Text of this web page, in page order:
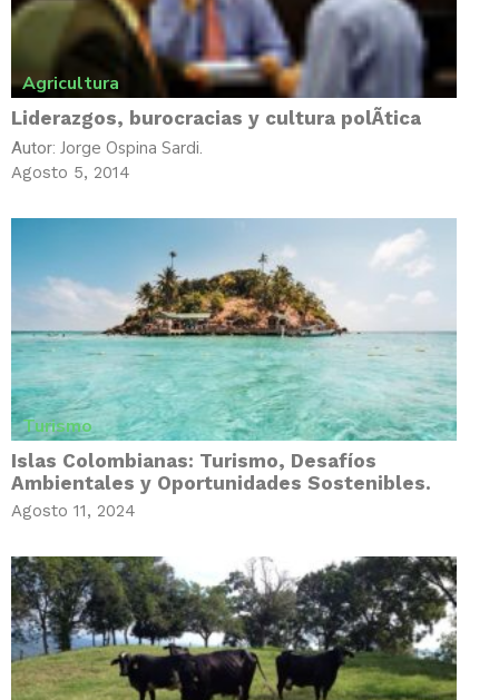
Agricultura
Liderazgos, burocracias y cultura polÃ­tica
Autor: Jorge Ospina Sardi.
Agosto 5, 2014
Turismo
Islas Colombianas: Turismo, Desafí­os
Ambientales y Oportunidades Sostenibles.
Agosto 11, 2024